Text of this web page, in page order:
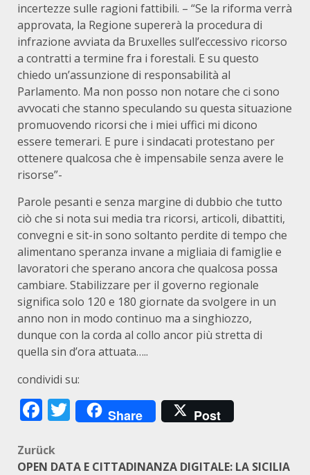
incertezze sulle ragioni fattibili. – “Se la riforma verrà
approvata, la Regione supererà la procedura di
infrazione avviata da Bruxelles sull’eccessivo ricorso
a contratti a termine fra i forestali. E su questo
chiedo un’assunzione di responsabilità al
Parlamento. Ma non posso non notare che ci sono
avvocati che stanno speculando su questa situazione
promuovendo ricorsi che i miei uffici mi dicono
essere temerari. E pure i sindacati protestano per
ottenere qualcosa che è impensabile senza avere le
risorse”-
Parole pesanti e senza margine di dubbio che tutto
ciò che si nota sui media tra ricorsi, articoli, dibattiti,
convegni e sit-in sono soltanto perdite di tempo che
alimentano speranza invane a migliaia di famiglie e
lavoratori che sperano ancora che qualcosa possa
cambiare. Stabilizzare per il governo regionale
significa solo 120 e 180 giornate da svolgere in un
anno non in modo continuo ma a singhiozzo,
dunque con la corda al collo ancor più stretta di
quella sin d’ora attuata…..
condividi su:
Facebook
Twitter
Share Post
Beitragsnavigation
Zurück
OPEN DATA E CITTADINANZA DIGITALE: LA SICILIA